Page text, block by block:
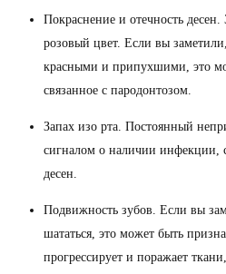
Покраснение и отечность
розовый цвет. Если вы
красными и припухшими, это
связанное с пародонтозом.
Запах изо рта. Постоянный
сигналом о наличии инфекции,
десен.
Подвижность зубов. Если вы
шататься, это может быть
прогрессирует и поражает